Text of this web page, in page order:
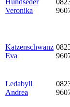
Hundseder
Veronika
Katzenschwanz
Eva
Ledabyll
Andrea